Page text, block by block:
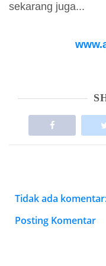
sekarang juga...
Tidak ada
Posting Komentar